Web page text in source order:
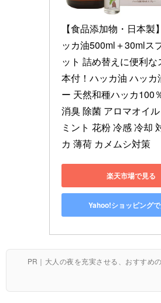
【食品添加物・日本製
ッカ油500ml＋30mlス
ット 詰め替えに便利
本付！ハッカ油 ハッカ
ー 天然和種ハッカ100
消臭 除菌 アロマオイ
ミント 花粉 冷感 冷却
カ 薄荷 カメムシ対策
楽天市場で見る
Yahoo!ショッピング
PR｜大人の夜を充実させる、おすすめ